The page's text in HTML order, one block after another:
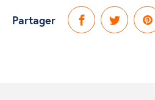
Partager